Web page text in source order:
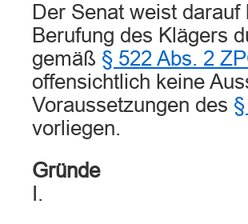
Der Senat weist
Berufung des Klägers
gemäß § 522 Abs. 2
offensichtlich keine
Voraussetzungen des
vorliegen.
Gründe
I.